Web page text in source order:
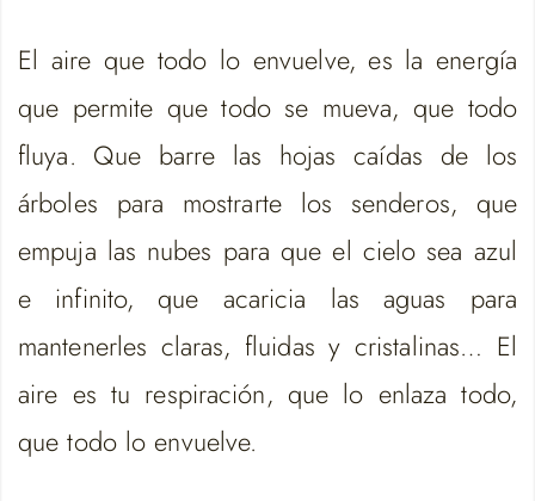
El aire que todo lo envuelve, es la energía
que permite que todo se mueva, que todo
fluya. Que barre las hojas caídas de los
árboles para mostrarte los senderos, que
empuja las nubes para que el cielo sea azul
e infinito, que acaricia las aguas para
mantenerles claras, fluidas y cristalinas… El
aire es tu respiración, que lo enlaza todo,
que todo lo envuelve.